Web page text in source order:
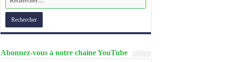
Abonnez-vous à notre chaine YouTube